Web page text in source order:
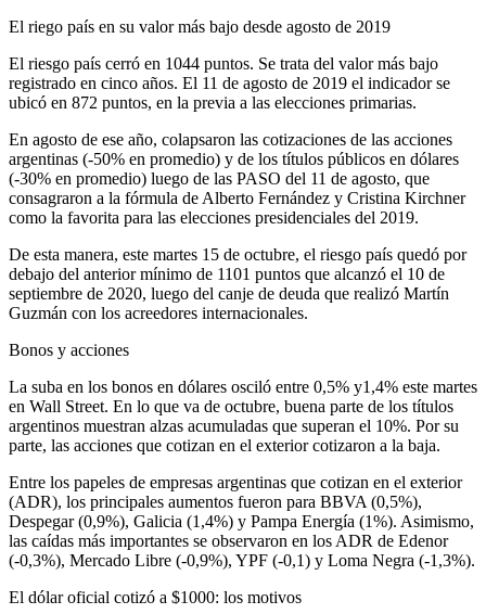
El riego país en su valor más bajo desde agosto de 2019
El riesgo país cerró en 1044 puntos. Se trata del valor más bajo
registrado en cinco años. El 11 de agosto de 2019 el indicador se
ubicó en 872 puntos, en la previa a las elecciones primarias.
En agosto de ese año, colapsaron las cotizaciones de las acciones
argentinas (-50% en promedio) y de los títulos públicos en dólares
(-30% en promedio) luego de las PASO del 11 de agosto, que
consagraron a la fórmula de Alberto Fernández y Cristina Kirchner
como la favorita para las elecciones presidenciales del 2019.
De esta manera, este martes 15 de octubre, el riesgo país quedó por
debajo del anterior mínimo de 1101 puntos que alcanzó el 10 de
septiembre de 2020, luego del canje de deuda que realizó Martín
Guzmán con los acreedores internacionales.
Bonos y acciones
La suba en los bonos en dólares osciló entre 0,5% y1,4% este martes
en Wall Street. En lo que va de octubre, buena parte de los títulos
argentinos muestran alzas acumuladas que superan el 10%. Por su
parte, las acciones que cotizan en el exterior cotizaron a la baja.
Entre los papeles de empresas argentinas que cotizan en el exterior
(ADR), los principales aumentos fueron para BBVA (0,5%),
Despegar (0,9%), Galicia (1,4%) y Pampa Energía (1%). Asimismo,
las caídas más importantes se observaron en los ADR de Edenor
(-0,3%), Mercado Libre (-0,9%), YPF (-0,1) y Loma Negra (-1,3%).
El dólar oficial cotizó a $1000: los motivos